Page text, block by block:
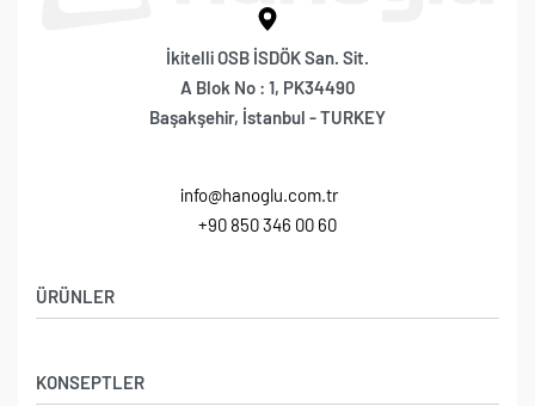
İkitelli OSB İSDÖK San. Sit.
A Blok No : 1, PK34490
Başakşehir, İstanbul - TURKEY
info@hanoglu.com.tr
+90 850 346 00 60
ÜRÜNLER
Kuaför Koltukları
KONSEPTLER